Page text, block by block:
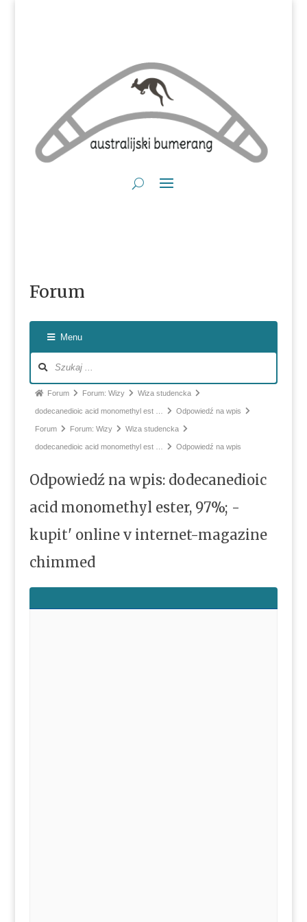
Forum
Menu
Ścieżka
forum
-
jesteś
Forum Forum: Wizy Wiza studencka
dodecanedioic acid monomethyl est … Odpowiedź na wpis
Forum Forum: Wizy Wiza studencka
dodecanedioic acid monomethyl est … Odpowiedź na wpis
Odpowiedź na wpis: dodecanedioic
acid monomethyl ester, 97%; -
kupit' online v internet-magazine
chimmed